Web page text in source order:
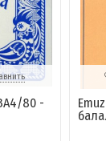
80 -